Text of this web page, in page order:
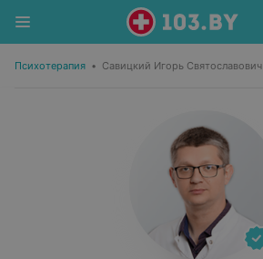
Психотерапия • Савицкий Игорь Святославович